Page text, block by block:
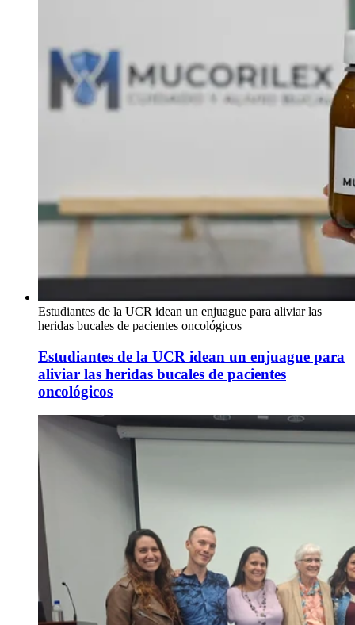
Estudiantes de la UCR idean un enjuague para aliviar las
heridas bucales de pacientes oncológicos
Estudiantes de la UCR idean un enjuague para
aliviar las heridas bucales de pacientes
oncológicos